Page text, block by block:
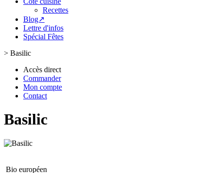
Recettes
Blog↗
Lettre d'infos
Spécial Fêtes
> Basilic
Accès direct
Commander
Mon compte
Contact
Basilic
Bio européen